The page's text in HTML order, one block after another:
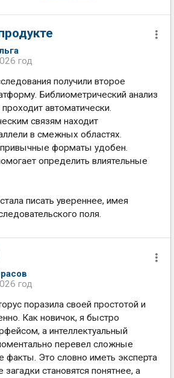
год
получили второе
Библиометрический анализ
автоматически.
связям находит
в смежных областях.
форматы удобен.
определить влиятельные
писать увереннее, имея
поля.
год
поразила своей простотой и
Как новичок, я быстро
а интеллектуальный
перевел сложные
факты. Это словно иметь эксперта
становятся понятнее, а